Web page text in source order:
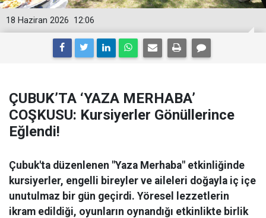
12:06
18 Haziran 2026
ÇUBUK’TA ‘YAZA MERHABA’
COŞKUSU: Kursiyerler Gönüllerince
Eğlendi!
Çubuk'ta düzenlenen "Yaza Merhaba" etkinliğinde
kursiyerler, engelli bireyler ve aileleri doğayla iç içe
unutulmaz bir gün geçirdi. Yöresel lezzetlerin
ikram edildiği, oyunların oynandığı etkinlikte birlik